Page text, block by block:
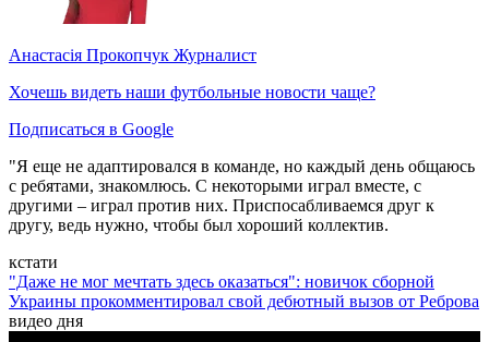
Анастасія Прокопчук Журналист
Хочешь видеть наши футбольные новости чаще?
Подписаться в Google
"Я еще не адаптировался в команде, но каждый день общаюсь
с ребятами, знакомлюсь. С некоторыми играл вместе, с
другими – играл против них. Приспосабливаемся друг к
другу, ведь нужно, чтобы был хороший коллектив.
кстати
"Даже не мог мечтать здесь оказаться": новичок сборной
Украины прокомментировал свой дебютный вызов от Реброва
видео дня